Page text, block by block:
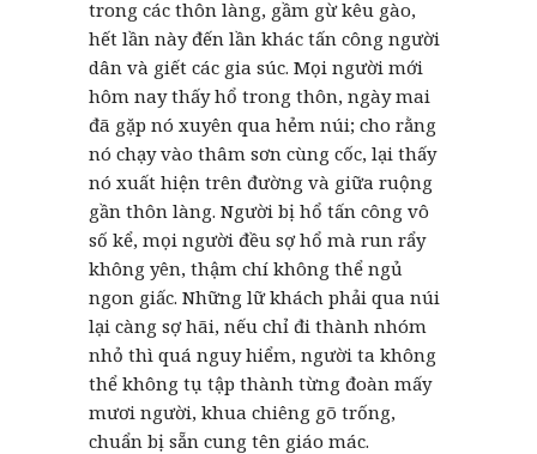
trong các thôn làng, gầm gừ kêu gào,
hết lần này đến lần khác tấn công người
dân và giết các gia súc. Mọi người mới
hôm nay thấy hổ trong thôn, ngày mai
đã gặp nó xuyên qua hẻm núi; cho rằng
nó chạy vào thâm sơn cùng cốc, lại thấy
nó xuất hiện trên đường và giữa ruộng
gần thôn làng. Người bị hổ tấn công vô
số kể, mọi người đều sợ hổ mà run rẩy
không yên, thậm chí không thể ngủ
ngon giấc. Những lữ khách phải qua núi
lại càng sợ hãi, nếu chỉ đi thành nhóm
nhỏ thì quá nguy hiểm, người ta không
thể không tụ tập thành từng đoàn mấy
mươi người, khua chiêng gõ trống,
chuẩn bị sẵn cung tên giáo mác.